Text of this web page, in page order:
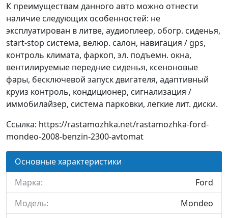
К преимуществам данного авто можно отнести
наличие следующих особенностей: не
эксплуатирован в литве, аудиоплеер, обогр. сиденья,
start-stop система, велюр. салон, навигация / gps,
контроль климата, фаркоп, эл. подъемн. окна,
вентилируемые передние сиденья, ксеноновые
фары, бесключевой запуск двигателя, адаптивный
круиз контроль, кондиционер, сигнализация /
иммобилайзер, система парковки, легкие лит. диски.
Ссылка: https://rastamozhka.net/rastamozhka-ford-
mondeo-2008-benzin-2300-avtomat
Основные характеристики
Марка:
Ford
Модель:
Mondeo